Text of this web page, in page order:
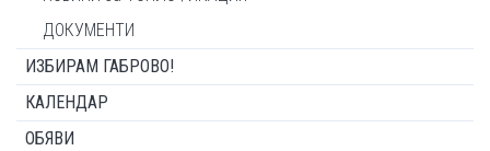
ДОКУМЕНТИ
ИЗБИРАМ ГАБРОВО!
КАЛЕНДАР
ОБЯВИ